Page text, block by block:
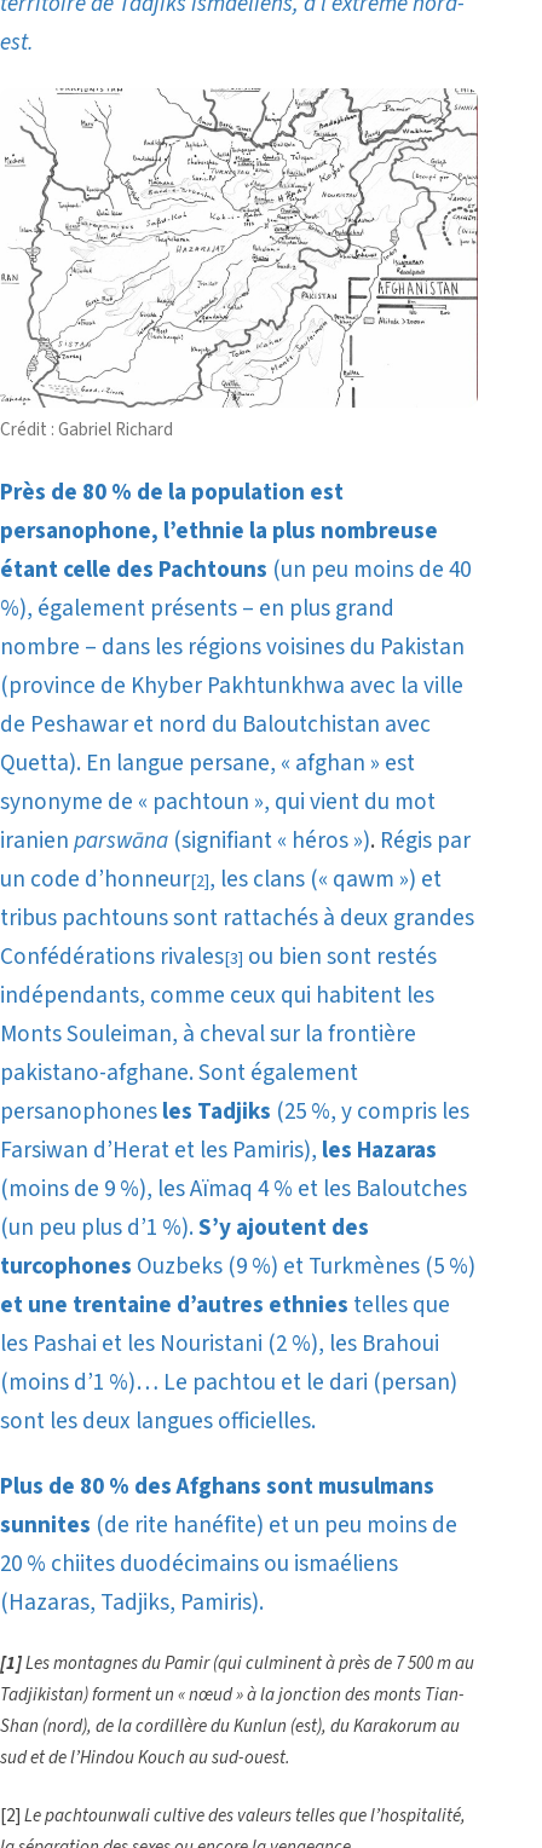
est.
Crédit : Gabriel Richard
Près de 80 % de la population est
persanophone, l’ethnie la plus nombreuse
étant celle des Pachtouns (un peu moins de 40
%), également présents – en plus grand
nombre – dans les régions voisines du Pakistan
(province de Khyber Pakhtunkhwa avec la ville
de Peshawar et nord du Baloutchistan avec
Quetta). En langue persane, « afghan » est
synonyme de « pachtoun », qui vient du mot
iranienparswāna (signifiant « héros »). Régis par
un code d’honneur[2], les clans (« qawm ») et
tribus pachtouns sont rattachés à deux grandes
Confédérations rivales[3] ou bien sont restés
indépendants, comme ceux qui habitent les
Monts Souleiman, à cheval sur la frontière
pakistano-afghane. Sont également
persanophonesles Tadjiks (25 %, y compris les
Farsiwan d’Herat et les Pamiris), les Hazaras
(moins de 9 %), les Aïmaq 4 % et les Baloutches
(un peu plus d’1 %).S’y ajoutent des
turcophones Ouzbeks (9 %) et Turkmènes (5 %)
et une trentaine d’autres ethnies telles que
les Pashai et les Nouristani (2 %), les Brahoui
(moins d’1 %)… Le pachtou et le dari (persan)
sont les deux langues officielles.
Plus de 80 % des Afghans sont musulmans
sunnites (de rite hanéfite) et un peu moins de
20 % chiites duodécimains ou ismaéliens
(Hazaras, Tadjiks, Pamiris).
[1]Les montagnes du Pamir (qui culminent à près de 7 500 m au
Tadjikistan) forment un « nœud » à la jonction des monts Tian-
Shan (nord), de la cordillère du Kunlun (est), du Karakorum au
sud et de l’Hindou Kouch au sud-ouest.
[2]Le pachtounwali cultive des valeurs telles que l’hospitalité,